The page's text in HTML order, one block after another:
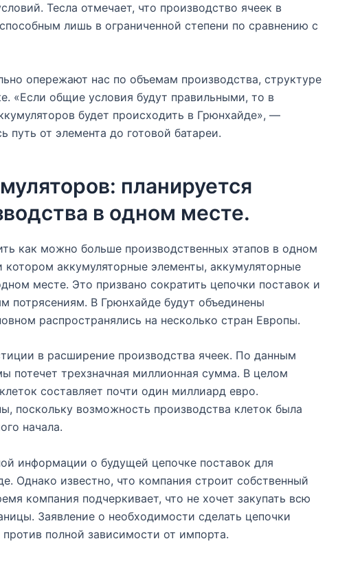
Тесла отмечает, что производство ячеек в
лишь в ограниченной степени по сравнению с
опережают нас по объемам производства, структуре
«Если общие условия будут правильными, то в
будет происходить в Грюнхайде», —
путь от элемента до готовой батареи.
планируется
в одном месте.
как можно больше производственных этапов в одном
котором аккумуляторные элементы, аккумуляторные
месте. Это призвано сократить цепочки поставок и
потрясениям. В Грюнхайде будут объединены
распространялись на несколько стран Европы.
в расширение производства ячеек. По данным
потечет трехзначная миллионная сумма. В целом
составляет почти один миллиард евро.
поскольку возможность производства клеток была
начала.
информации о будущей цепочке поставок для
Однако известно, что компания строит собственный
компания подчеркивает, что не хочет закупать всю
Заявление о необходимости сделать цепочки
полной зависимости от импорта.